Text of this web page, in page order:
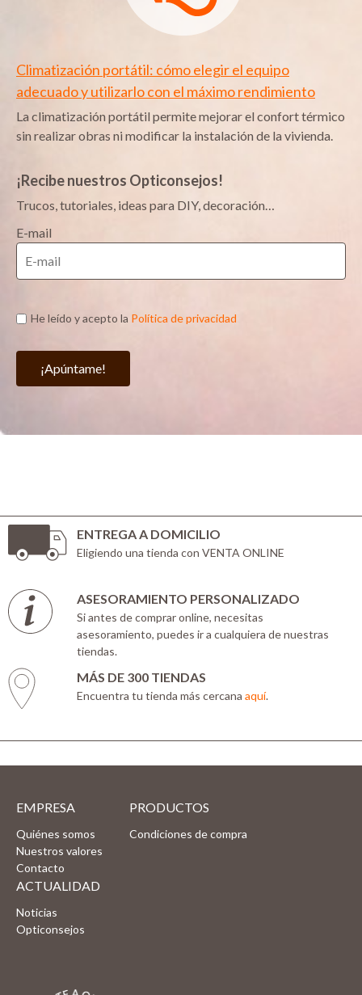
Climatización portátil: cómo elegir el equipo
adecuado y utilizarlo con el máximo rendimiento
La climatización portátil permite mejorar el confort térmico
sin realizar obras ni modificar la instalación de la vivienda.
¡Recibe nuestros Opticonsejos!
Trucos, tutoriales, ideas para DIY, decoración…
E-mail
He leído y acepto la Política de privacidad
¡Apúntame!
ENTREGA A DOMICILIO
Eligiendo una tienda con VENTA ONLINE
ASESORAMIENTO PERSONALIZADO
Si antes de comprar online, necesitas
asesoramiento, puedes ir a cualquiera de nuestras
tiendas.
MÁS DE 300 TIENDAS
Encuentra tu tienda más cercana aquí.
EMPRESA
Quiénes somos
Nuestros valores
Contacto
PRODUCTOS
Condiciones de compra
ACTUALIDAD
Noticias
Opticonsejos